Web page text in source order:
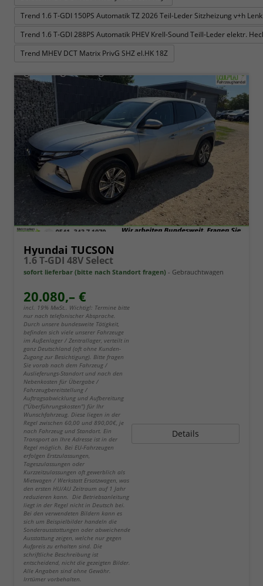
Trend 1.6 T-GDI 150PS Automatik TZ 2026 Teil-Leder Sitzheizung v+h
Trend 1.6 T-GDI 288PS Automatik PHEV Krell-Sound Teill-Leder elektr.
Trend MHEV DCT Matrix PrivG SHZ el.HK 18Z
Hyundai TUCSON
1.6 T-GDI 48V Select
sofort lieferbar (bitte nach Standort fragen) Gebrauchtwagen
20.080,– €
incl. 19% MwSt.. Wichtig!: Termine bitte
nur nach telefonischer Absprache.
Durch unsere bundesweite Tätigkeit,
befinden sich viele unserer Fahrzeuge
im Außenlager / Zentrallager, verteilt in
ganz Deutschland (oft ohne Kunden-
Zugang zur Besichtigung). Bitte fragen
Sie vorab nach dem Fahrzeug /
Auslieferungs-Standort und nach den
Nebenkosten für Übergabe /
Fahrzeugbereitstellung /
Auftragsabwicklung und Aufbereitung
("Überführungskosten") für Ihr
Wunschfahrzeug. Diese liegen in der
Regel zwischen 60,00 und 890,00€, je
nach Fahrzeug und Standort. Ein
Transport an Ihre Adresse ist in der
Regel möglich. Bei EU-Fahrzeugen
erfolgen Erstzulassungen,
Tageszulassungen oder
Kurzzeitzulassungen oft gewerblich als
Mietwagen / Werkstatt Ersatzwagen, was
den ersten HU/AU Zeitraum auf 1 Jahr
reduzieren kann. Die Betriebsanleitung
liegt in der Regel nicht in Deutsch bei.
Bei den verwendeten Bildern kann es
sich um Beispielbilder handeln die
Sonderausstattungen oder abweichende
Ausstattung zeigen, welche nur gegen
Aufpreis zu erhalten sind. Die
schriftliche Beschreibung ist
entscheidend, nicht die gezeigten Bilder.
Alle Angaben sind ohne Gewähr.
Irrtümer vorbehalten.
Details